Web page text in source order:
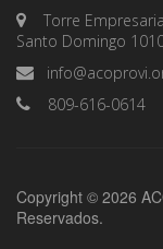
Torre
Santo Domingo
809-616-0614
Copyright © 2026
Reservados.